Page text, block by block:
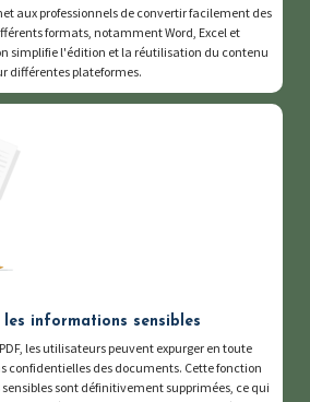
aux professionnels de convertir facilement des
formats, notamment Word, Excel et
simplifie l'édition et la réutilisation du contenu
différentes plateformes.
les informations sensibles
les utilisateurs peuvent expurger en toute
confidentielles des documents. Cette fonction
sont définitivement supprimées, ce qui